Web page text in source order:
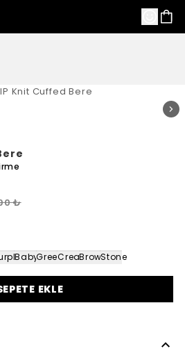
Knit Cuffed Bere
₺
Baby Blue
GreenCreamBrownStone
EKLE